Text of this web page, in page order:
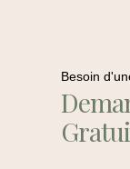
Besoin